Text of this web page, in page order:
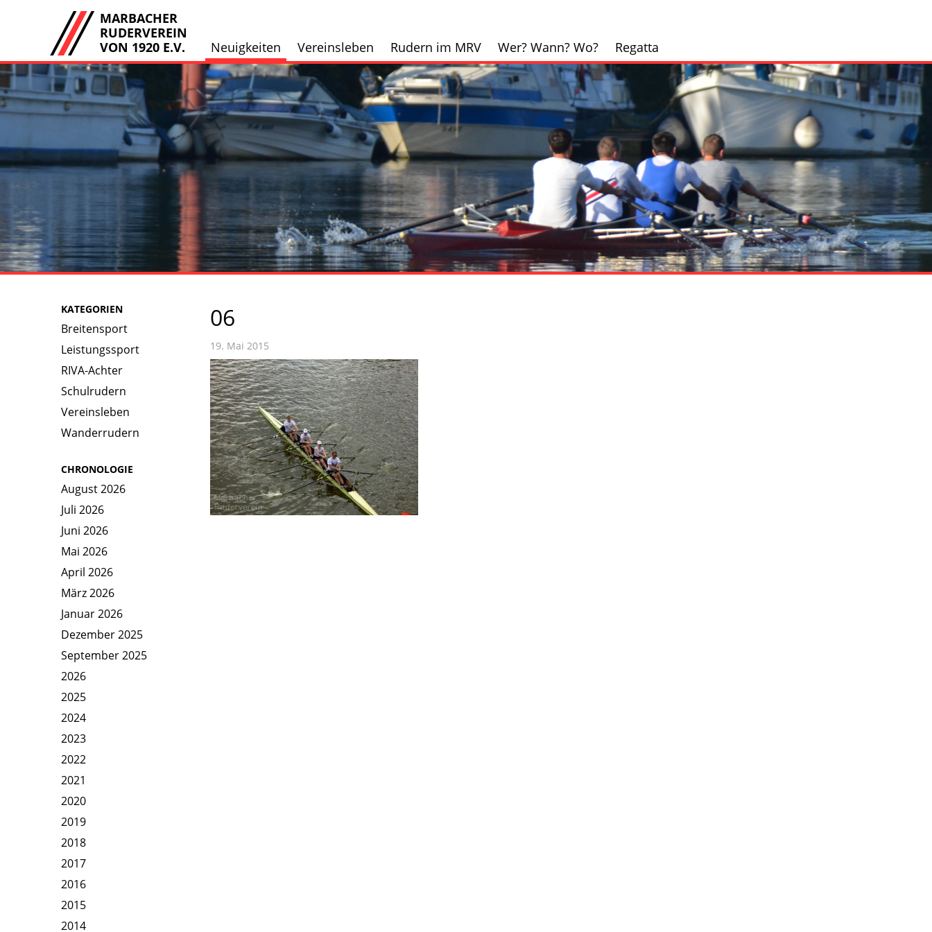
MARBACHER
RUDERVEREIN
VON 1920 E.V.
Neuigkeiten Vereinsleben Rudern im MRV Wer? Wann? Wo? Regatta
KATEGORIEN
Breitensport
Leistungssport
RIVA-Achter
Schulrudern
Vereinsleben
Wanderrudern
CHRONOLOGIE
August 2026
Juli 2026
Juni 2026
Mai 2026
April 2026
März 2026
Januar 2026
Dezember 2025
September 2025
2026
2025
2024
2023
2022
2021
2020
2019
2018
2017
2016
2015
2014
06
19. Mai 2015